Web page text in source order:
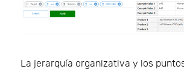
La jerarquía organizativa y los